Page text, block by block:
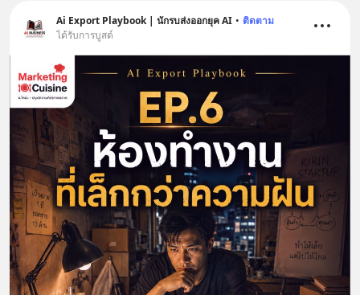
Ai Export Playbook | นักรบส่งออกยุค AI • ติดตาม
ได้รับการบูสต์